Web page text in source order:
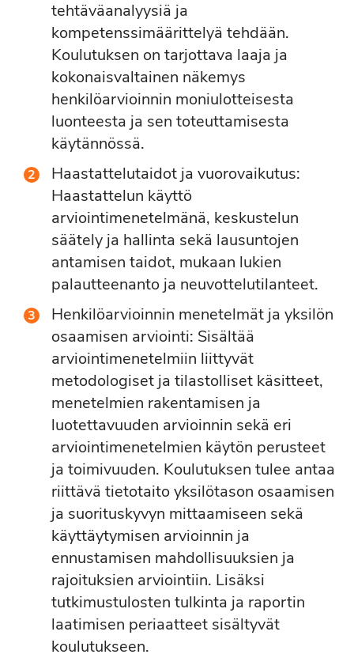
tehtäväanalyysiä ja
kompetenssimäärittelyä tehdään.
Koulutuksen on tarjottava laaja ja
kokonaisvaltainen näkemys
henkilöarvioinnin moniulotteisesta
luonteesta ja sen toteuttamisesta
käytännössä.
Haastattelutaidot ja vuorovaikutus:
Haastattelun käyttö
arviointimenetelmänä, keskustelun
säätely ja hallinta sekä lausuntojen
antamisen taidot, mukaan lukien
palautteenanto ja neuvottelutilanteet.
Henkilöarvioinnin menetelmät ja yksilön
osaamisen arviointi: Sisältää
arviointimenetelmiin liittyvät
metodologiset ja tilastolliset käsitteet,
menetelmien rakentamisen ja
luotettavuuden arvioinnin sekä eri
arviointimenetelmien käytön perusteet
ja toimivuuden. Koulutuksen tulee antaa
riittävä tietotaito yksilötason osaamisen
ja suorituskyvyn mittaamiseen sekä
käyttäytymisen arvioinnin ja
ennustamisen mahdollisuuksien ja
rajoituksien arviointiin. Lisäksi
tutkimustulosten tulkinta ja raportin
laatimisen periaatteet sisältyvät
koulutukseen.